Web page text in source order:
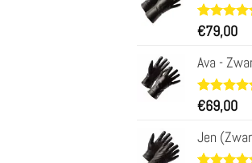
Waardering
op 5
gebaseerd
op
11
€79,00
Ava -
Waardering
op 5
gebaseerd
op
23
€69,00
Jen